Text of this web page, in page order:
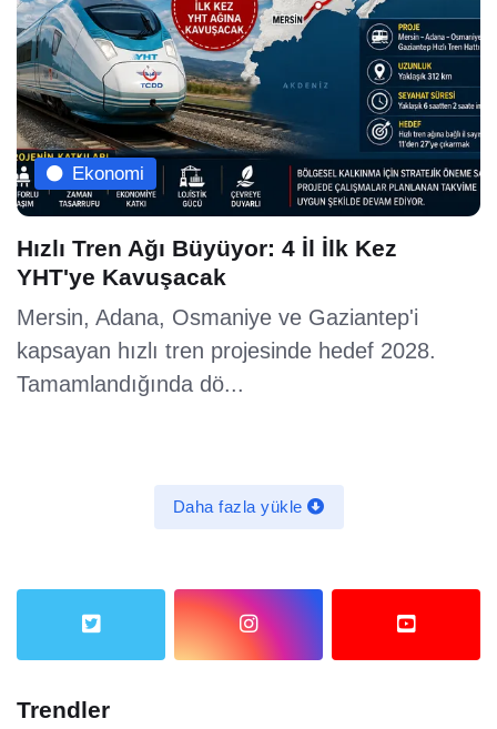
Ekonomi
Hızlı Tren Ağı Büyüyor: 4 İl İlk Kez
YHT'ye Kavuşacak
Mersin, Adana, Osmaniye ve Gaziantep'i
kapsayan hızlı tren projesinde hedef 2028.
Tamamlandığında dö...
Daha fazla yükle
Trendler